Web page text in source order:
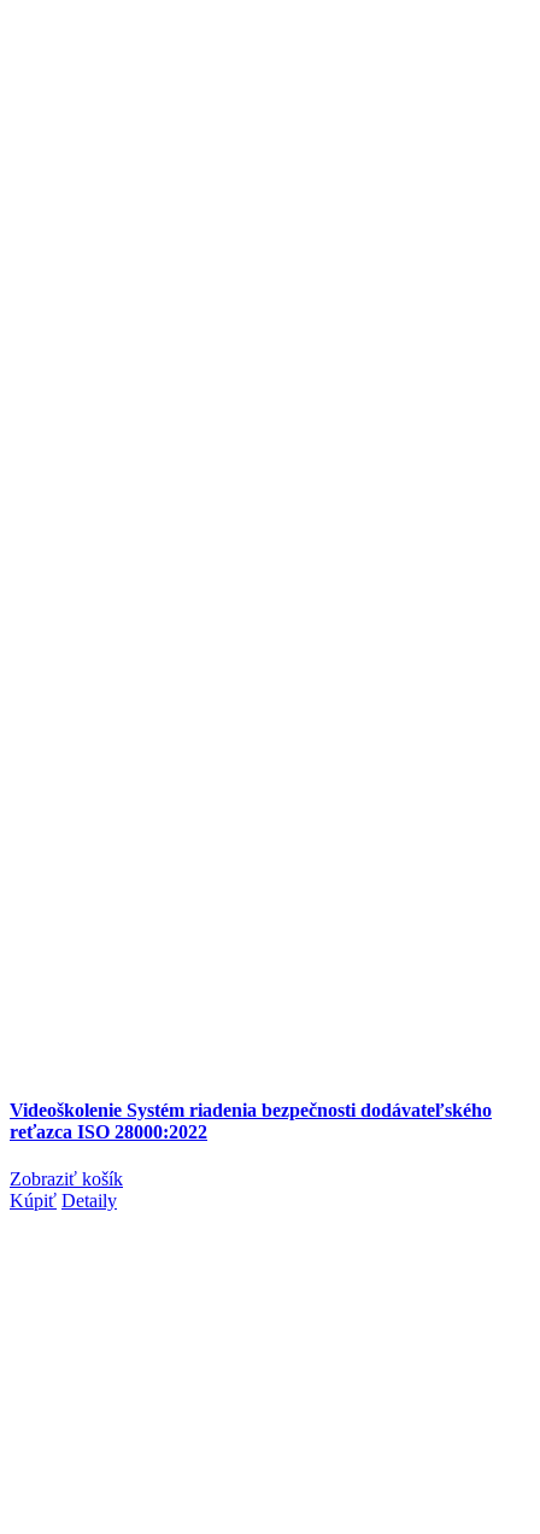
Videoškolenie Systém riadenia bezpečnosti dodávateľského
reťazca ISO 28000:2022
Zobraziť košík
Kúpiť Detaily